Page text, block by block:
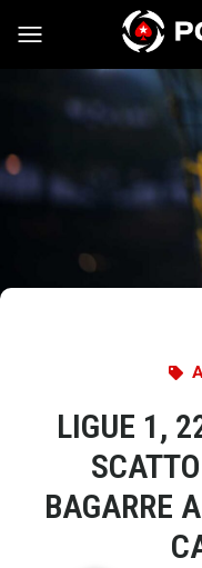
Vai al contenuto
LIGUE 1,
BAGARRE